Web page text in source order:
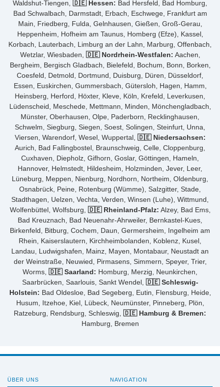
Waldshut-Tiengen, 🇩🇪 Hessen: Bad Hersfeld, Bad Homburg,
Bad Schwalbach, Darmstadt, Erbach, Eschwege, Frankfurt am
Main, Friedberg, Fulda, Gelnhausen, Gießen, Groß-Gerau,
Heppenheim, Hofheim am Taunus, Homberg (Efze), Kassel,
Korbach, Lauterbach, Limburg an der Lahn, Marburg, Offenbach,
Wetzlar, Wiesbaden, 🇩🇪 Nordrhein-Westfalen: Aachen,
Bergheim, Bergisch Gladbach, Bielefeld, Bochum, Bonn, Borken,
Coesfeld, Detmold, Dortmund, Duisburg, Düren, Düsseldorf,
Essen, Euskirchen, Gummersbach, Gütersloh, Hagen, Hamm,
Heinsberg, Herford, Höxter, Kleve, Köln, Krefeld, Leverkusen,
Lüdenscheid, Meschede, Mettmann, Minden, Mönchengladbach,
Münster, Oberhausen, Olpe, Paderborn, Recklinghausen,
Schwelm, Siegburg, Siegen, Soest, Solingen, Steinfurt, Unna,
Viersen, Warendorf, Wesel, Wuppertal, 🇩🇪 Niedersachsen:
Aurich, Bad Fallingbostel, Braunschweig, Celle, Cloppenburg,
Cuxhaven, Diepholz, Gifhorn, Goslar, Göttingen, Hameln,
Hannover, Helmstedt, Hildesheim, Holzminden, Jever, Leer,
Lüneburg, Meppen, Nienburg, Nordhorn, Northeim, Oldenburg,
Osnabrück, Peine, Rotenburg (Wümme), Salzgitter, Stade,
Stadthagen, Uelzen, Vechta, Verden, Winsen (Luhe), Wittmund,
Wolfenbüttel, Wolfsburg, 🇩🇪 Rheinland-Pfalz: Alzey, Bad Ems,
Bad Kreuznach, Bad Neuenahr-Ahrweiler, Bernkastel-Kues,
Birkenfeld, Bitburg, Cochem, Daun, Germersheim, Ingelheim am
Rhein, Kaiserslautern, Kirchheimbolanden, Koblenz, Kusel,
Landau, Ludwigshafen, Mainz, Mayen, Montabaur, Neustadt an
der Weinstraße, Neuwied, Pirmasens, Simmern, Speyer, Trier,
Worms, 🇩🇪 Saarland: Homburg, Merzig, Neunkirchen,
Saarbrücken, Saarlouis, Sankt Wendel, 🇩🇪 Schleswig-
Holstein: Bad Oldesloe, Bad Segeberg, Eutin, Flensburg, Heide,
Husum, Itzehoe, Kiel, Lübeck, Neumünster, Pinneberg, Plön,
Ratzeburg, Rendsburg, Schleswig, 🇩🇪 Hamburg & Bremen:
Hamburg, Bremen
ÜBER UNS NAVIGATION